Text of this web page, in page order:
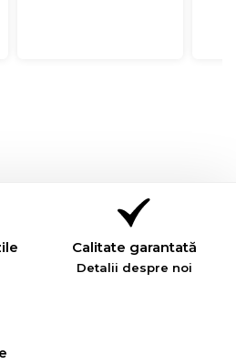
Calitate garantată
Detalii despre noi